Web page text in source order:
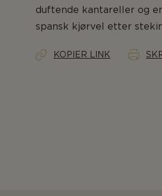
duftende kantareller og
spansk kjørvel etter
KOPIER LINK